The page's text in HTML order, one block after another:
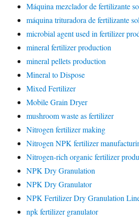
Máquina mezclador de fertilizante
máquina trituradora de fertilizante
microbial agent used in fertilizer
mineral fertilizer production
mineral pellets production
Mineral to Dispose
Mixed Fertilizer
Mobile Grain Dryer
mushroom waste as fertilizer
Nitrogen fertilizer making
Nitrogen NPK fertilizer
Nitrogen-rich organic fertilizer
NPK Dry Granulation
NPK Dry Granulator
NPK Fertilizer Dry Granulation
npk fertilizer granulator